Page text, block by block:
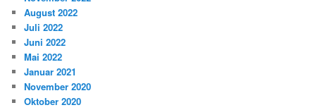
August 2022
Juli 2022
Juni 2022
Mai 2022
Januar 2021
November 2020
Oktober 2020